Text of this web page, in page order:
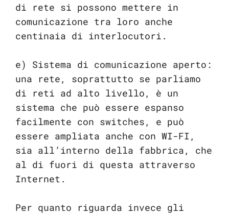
di rete si possono mettere in
comunicazione tra loro anche
centinaia di interlocutori.
e) Sistema di comunicazione aperto:
una rete, soprattutto se parliamo
di reti ad alto livello, è un
sistema che può essere espanso
facilmente con switches, e può
essere ampliata anche con WI-FI,
sia all’interno della fabbrica, che
al di fuori di questa attraverso
Internet.
Per quanto riguarda invece gli